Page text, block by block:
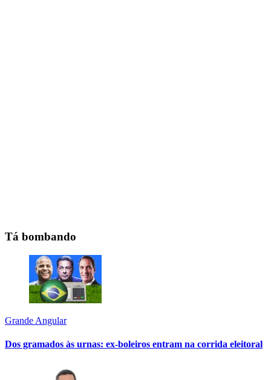
Tá bombando
Grande Angular
Dos gramados às urnas: ex-boleiros entram na corrida eleitoral